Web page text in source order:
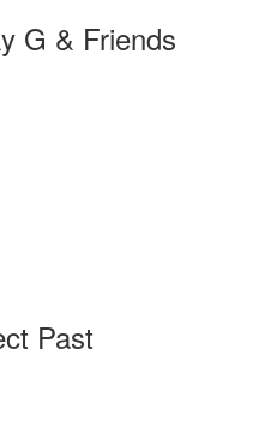
G & Friends
Past